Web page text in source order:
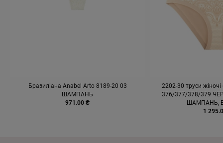
Бразиліана Anabel Arto 8189-20 03
ШАМПАНЬ
971.00 ₴
2202-30 труси
376/377/378/379
ШАМПАНЬ,
1